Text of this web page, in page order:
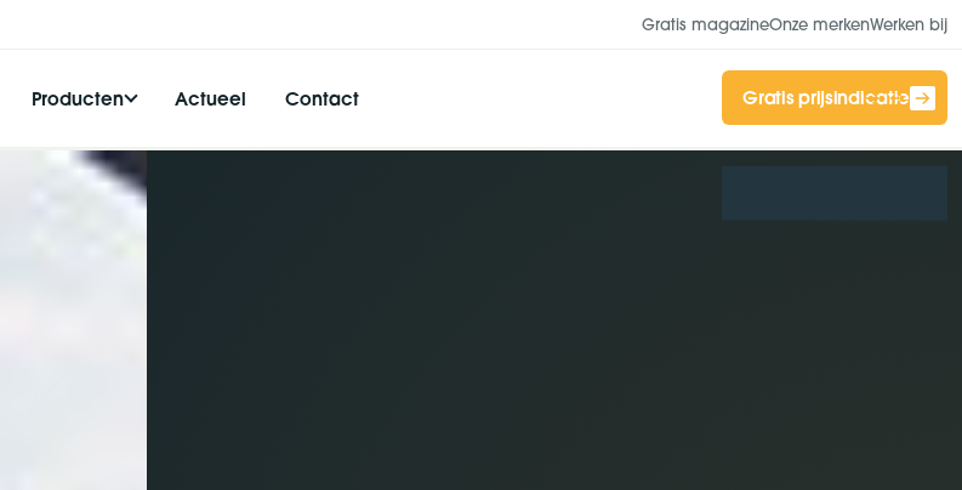
Gratis magazineOnze merkenWerken bij
Producten Actueel Contact Gratis prijsindicatie